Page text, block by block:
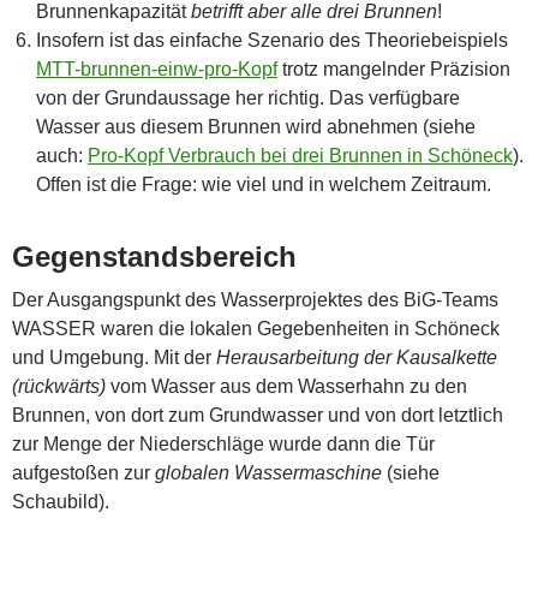
Brunnenkapazitätbetrifft aber alle drei Brunnen!
Insofern ist das einfache Szenario des Theoriebeispiels
MTT-brunnen-einw-pro-Kopftrotz mangelnder Präzision
von der Grundaussage her richtig. Das verfügbare
Wasser aus diesem Brunnen wird abnehmen (siehe
auch: Pro-Kopf Verbrauch bei drei Brunnen in Schöneck).
Offen ist die Frage: wie viel und in welchem Zeitraum.
Gegenstandsbereich
Der Ausgangspunkt des Wasserprojektes des BiG-Teams
WASSER waren die lokalen Gegebenheiten in Schöneck
und Umgebung. Mit der Herausarbeitung der Kausalkette
(rückwärts) vom Wasser aus dem Wasserhahn zu den
Brunnen, von dort zum Grundwasser und von dort letztlich
zur Menge der Niederschläge wurde dann die Tür
aufgestoßen zur globalen Wassermaschine (siehe
Schaubild).